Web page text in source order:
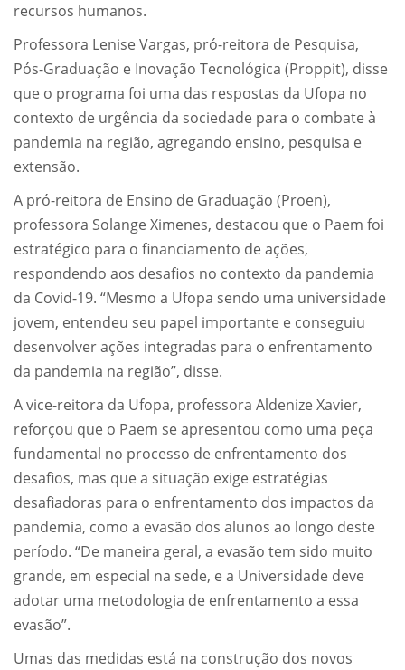
recursos humanos.
Professora Lenise Vargas, pró-reitora de Pesquisa,
Pós-Graduação e Inovação Tecnológica (Proppit), disse
que o programa foi uma das respostas da Ufopa no
contexto de urgência da sociedade para o combate à
pandemia na região, agregando ensino, pesquisa e
extensão.
A pró-reitora de Ensino de Graduação (Proen),
professora Solange Ximenes, destacou que o Paem foi
estratégico para o financiamento de ações,
respondendo aos desafios no contexto da pandemia
da Covid-19. “Mesmo a Ufopa sendo uma universidade
jovem, entendeu seu papel importante e conseguiu
desenvolver ações integradas para o enfrentamento
da pandemia na região”, disse.
A vice-reitora da Ufopa, professora Aldenize Xavier,
reforçou que o Paem se apresentou como uma peça
fundamental no processo de enfrentamento dos
desafios, mas que a situação exige estratégias
desafiadoras para o enfrentamento dos impactos da
pandemia, como a evasão dos alunos ao longo deste
período. “De maneira geral, a evasão tem sido muito
grande, em especial na sede, e a Universidade deve
adotar uma metodologia de enfrentamento a essa
evasão”.
Umas das medidas está na construção dos novos